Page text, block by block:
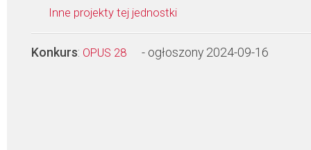
Inne projekty tej jednostki
Konkurs: OPUS 28 - ogłoszony 2024-09-16